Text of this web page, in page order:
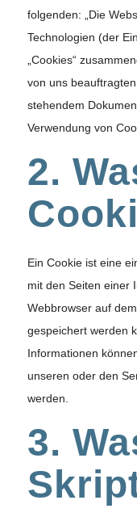
folgenden: „Die
Technologien (der
„Cookies“
von uns
stehendem
Verwendung von
2.
Ein Cookie ist eine
mit den Seiten einer
Webbrowser auf
gespeichert werden
Informationen
unseren oder den
werden.
3.